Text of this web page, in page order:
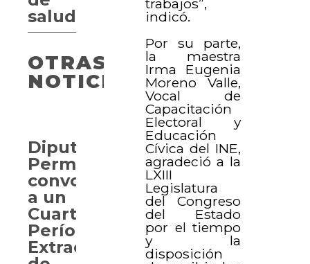
indicó.
Por su parte,
la maestra
Irma Eugenia
Moreno Valle,
Vocal de
Capacitación
Electoral y
Educación
Cívica del INE,
agradeció a la
LXIII
Legislatura
del Congreso
del Estado
por el tiempo
y la
disposición
salud
OTRAS
NOTICIAS
Diputación
Permanente
convoca
a un
Cuarto
Período
Extraordinario